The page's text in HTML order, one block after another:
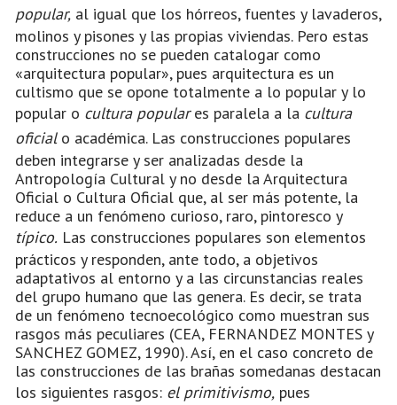
popular, al igual que los hórreos, fuentes y lavaderos,
molinos y pisones y las propias viviendas. Pero estas
construcciones no se pueden catalogar como
«arquitectura popular», pues arquitectura es un
cultismo que se opone totalmente a lo popular y lo
popular o cultura populares paralela a la cultura
oficialo académica. Las construcciones populares
deben integrarse y ser analizadas desde la
Antropología Cultural y no desde la Arquitectura
Oficial o Cultura Oficial que, al ser más potente, la
reduce a un fenómeno curioso, raro, pintoresco y
típico. Las construcciones populares son elementos
prácticos y responden, ante todo, a objetivos
adaptativos al entorno y a las circunstancias reales
del grupo humano que las genera. Es decir, se trata
de un fenómeno tecnoecológico como muestran sus
rasgos más peculiares (CEA, FERNANDEZ MONTES y
SANCHEZ GOMEZ, 1990). Así, en el caso concreto de
las construcciones de las brañas somedanas destacan
los siguientes rasgos: el primitivismo, pues